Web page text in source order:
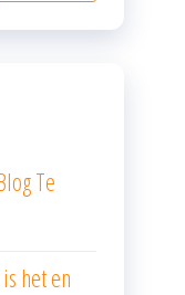
Te
het en